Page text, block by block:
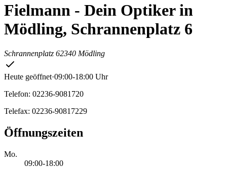
Fielmann - Dein Optiker in
Mödling, Schrannenplatz 6
Schrannenplatz 62340 Mödling
Heute geöffnet·09:00-18:00 Uhr
Telefon: 02236-9081720
Telefax: 02236-90817229
Öffnungszeiten
Mo.
09:00-18:00